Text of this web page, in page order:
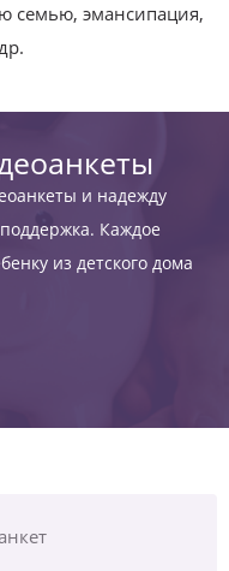
семью, эмансипация,
и надежду
Каждое
из детского дома